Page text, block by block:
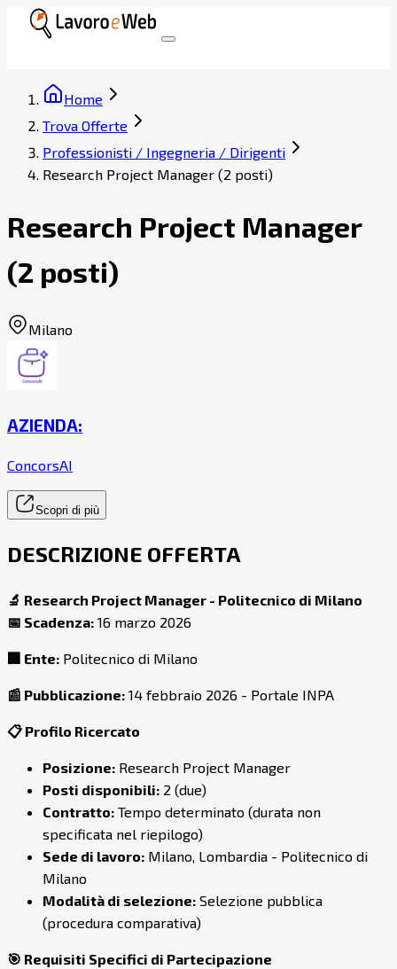
Home
Trova Offerte
Professionisti / Ingegneria / Dirigenti
Research Project Manager (2 posti)
Research Project Manager
(2 posti)
Milano
AZIENDA:
ConcorsAI
Scopri di più
DESCRIZIONE OFFERTA
🔬 Research Project Manager - Politecnico di Milano
📅 Scadenza: 16 marzo 2026
🏢 Ente: Politecnico di Milano
📰 Pubblicazione: 14 febbraio 2026 - Portale INPA
📋 Profilo Ricercato
Posizione: Research Project Manager
Posti disponibili: 2 (due)
Contratto: Tempo determinato (durata non
specificata nel riepilogo)
Sede di lavoro: Milano, Lombardia - Politecnico di
Milano
Modalità di selezione: Selezione pubblica
(procedura comparativa)
🎯 Requisiti Specifici di Partecipazione